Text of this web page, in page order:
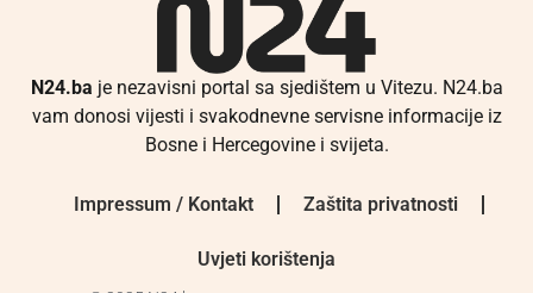
N24.ba je nezavisni portal sa sjedištem u Vitezu. N24.ba
vam donosi vijesti i svakodnevne servisne informacije iz
Bosne i Hercegovine i svijeta.
Impressum / Kontakt Zaštita privatnosti
Uvjeti korištenja